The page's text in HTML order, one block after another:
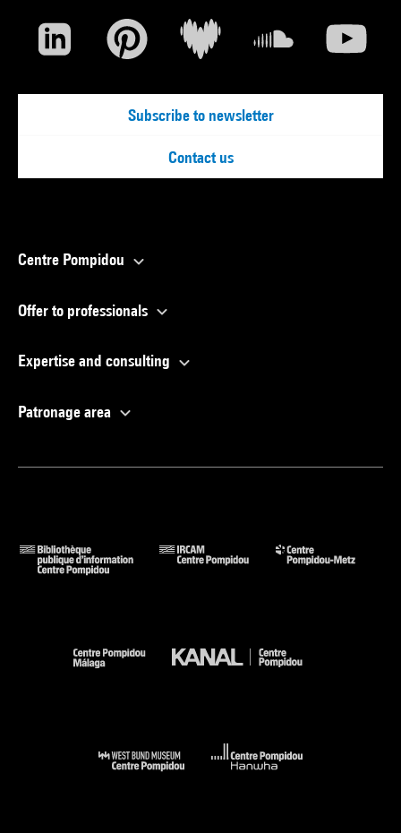
Subscribe to newsletter
Contact us
Centre Pompidou
Offer to professionals
Expertise and consulting
Patronage area